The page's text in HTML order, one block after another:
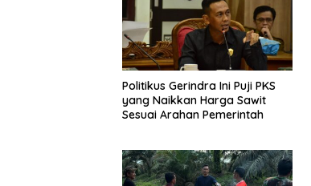
Politikus Gerindra Ini Puji PKS
yang Naikkan Harga Sawit
Sesuai Arahan Pemerintah